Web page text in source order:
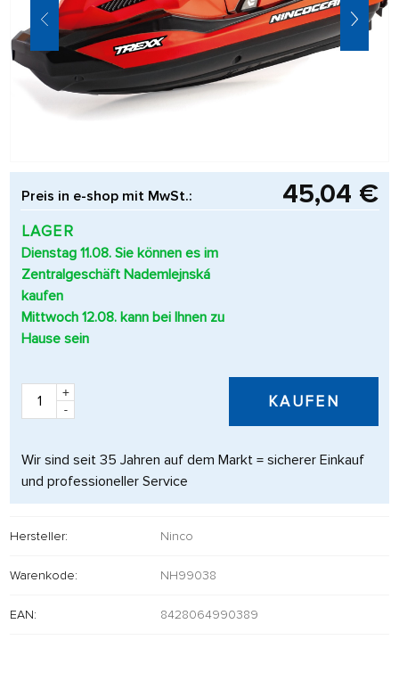
Preis in e-shop mit MwSt.: 45,04 €
LAGER
Dienstag 11.08. Sie können es im
Zentralgeschäft Nademlejnská
kaufen
Mittwoch 12.08. kann bei Ihnen zu
Hause sein
+
-
KAUFEN
Wir sind seit 35 Jahren auf dem Markt = sicherer Einkauf
und professioneller Service
Hersteller: Ninco
Warenkode: NH99038
EAN: 8428064990389